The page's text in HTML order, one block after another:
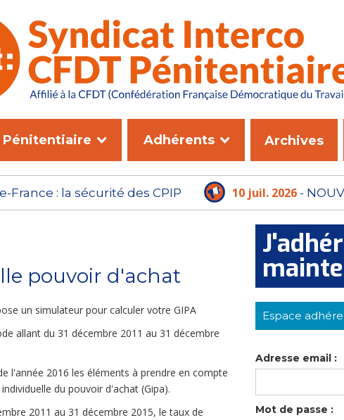
Pénitentiaire Adhérents Archives
10 juil. 2026- NOUVEAU DGAP : L'ADMINISTRATION
LE TEMPS D'ATTENDRE
pouvoir d'achat
un simulateur pour calculer votre GIPA
allant du 31 décembre 2011 au 31 décembre
l'année 2016 les éléments à prendre en compte
du pouvoir d'achat (Gipa).
2011 au 31 décembre 2015, le taux de
Espace
Adresse email :
Mot de passe :